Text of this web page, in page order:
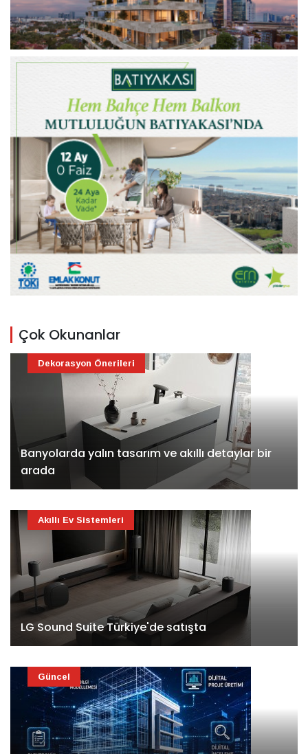
Çok Okunanlar
Banyolarda yalın tasarım ve akıllı detaylar bir
arada
Dekorasyon Önerileri
LG Sound Suite Türkiye'de satışta
Akıllı Ev Sistemleri
Güncel